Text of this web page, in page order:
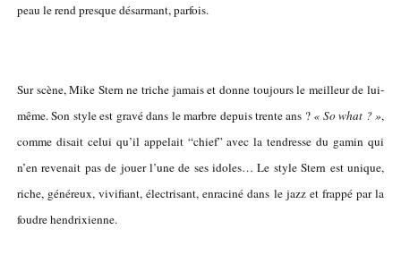
peau le rend presque désarmant, parfois.
Sur scène, Mike Stern ne triche jamais et donne toujours le meilleur de lui-
même. Son style est gravé dans le marbre depuis trente ans ? « So what ? »,
comme disait celui qu’il appelait “chief” avec la tendresse du gamin qui
n’en revenait pas de jouer l’une de ses idoles… Le style Stern est unique,
riche, généreux, vivifiant, électrisant, enraciné dans le jazz et frappé par la
foudre hendrixienne.